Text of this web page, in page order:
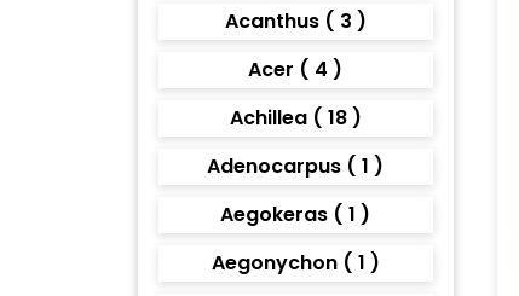
Acanthus ( 3 )
Acer ( 4 )
Achillea ( 18 )
Adenocarpus ( 1 )
Aegokeras ( 1 )
Aegonychon ( 1 )